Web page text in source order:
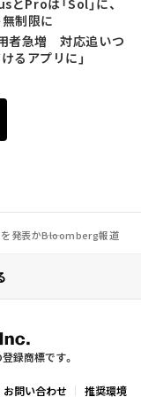
とProは「Sol」に、
制限に
者急増 対応追いつ
るアプリに」
発表か――Bloomberg報道
録商標です。
お問い合わせ 推奨環境